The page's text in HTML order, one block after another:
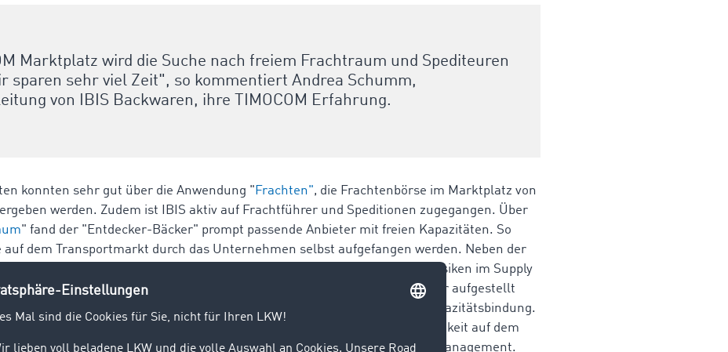
Marktplatz wird die Suche nach freiem Frachtraum und Spediteuren
sparen sehr viel Zeit", so kommentiert Andrea Schumm,
von IBIS Backwaren, ihre TIMOCOM Erfahrung.
konnten sehr gut über die Anwendung " Frachten", die Frachtenbörse im Marktplatz von
werden. Zudem ist IBIS aktiv auf Frachtführer und Speditionen zugegangen. Über
" fand der "Entdecker-Bäcker" prompt passende Anbieter mit freien Kapazitäten. So
auf dem Transportmarkt durch das Unternehmen selbst aufgefangen werden. Neben der
Peaks sichert sich IBIS Backwaren in seiner Logistik so selbst gegen Risiken im Supply
ist das Unternehmen in puncto Logistik unabhängiger und flexibler aufgestellt
oder Mehraufkommen selbst agieren. Und das ohne große zusätzliche Kapazitätsbindung.
geeigneten Partnern entlang der Lieferkette führen zu mehr Unabhängigkeit auf dem
ein wichtiger Teil eines funktionierenden proaktiven Supply Chain Risk Management.